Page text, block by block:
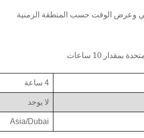
وعرض الوقت حسب المنطقة الزمنية
10 ساعات
4 ساعة
لا يوجد
Asia/Dubai